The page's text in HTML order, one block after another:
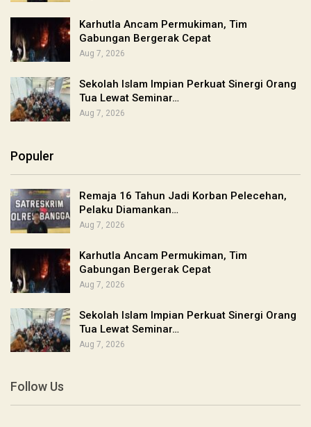
Karhutla Ancam Permukiman, Tim
Gabungan Bergerak Cepat
Aug 7, 2026
Sekolah Islam Impian Perkuat Sinergi Orang
Tua Lewat Seminar…
Aug 7, 2026
Populer
Remaja 16 Tahun Jadi Korban Pelecehan,
Pelaku Diamankan…
Aug 7, 2026
Karhutla Ancam Permukiman, Tim
Gabungan Bergerak Cepat
Aug 7, 2026
Sekolah Islam Impian Perkuat Sinergi Orang
Tua Lewat Seminar…
Aug 7, 2026
Follow Us